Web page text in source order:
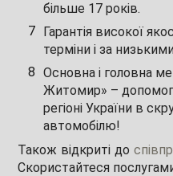
більше 17 років.
Гарантія високої
терміни і за
Основна і головна
Житомир» –
регіоні України в
автомобілю!
Також відкриті до
Скористайтеся